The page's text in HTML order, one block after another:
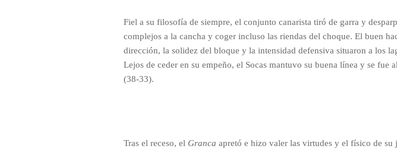
Fiel a su filosofía de siempre, el conjunto canarista tiró de garra y
complejos a la cancha y coger incluso las riendas del choque. El buen
dirección, la solidez del bloque y la intensidad defensiva situaron a los
Lejos de ceder en su empeño, el Socas mantuvo su buena línea y se fue
(38-33).
Tras el receso, el Granca apretó e hizo valer las virtudes y el físico de su